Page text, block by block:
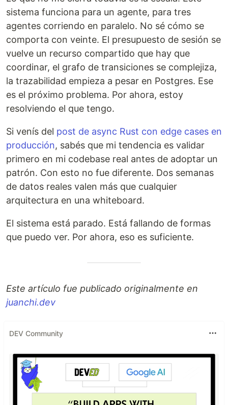
sistema funciona para un agente, para tres
agentes corriendo en paralelo. No sé cómo se
comporta con veinte. El presupuesto de sesión se
vuelve un recurso compartido que hay que
coordinar, el grafo de transiciones se complejiza,
la trazabilidad empieza a pesar en Postgres. Ese
es el próximo problema. Por ahora, estoy
resolviendo el que tengo.
Si venís del post de async Rust con edge cases en
producción, sabés que mi tendencia es validar
primero en mi codebase real antes de adoptar un
patrón. Con esto no fue diferente. Dos semanas
de datos reales valen más que cualquier
arquitectura en una whiteboard.
El sistema está parado. Está fallando de formas
que puedo ver. Por ahora, eso es suficiente.
Este artículo fue publicado originalmente en
juanchi.dev
DEV Community